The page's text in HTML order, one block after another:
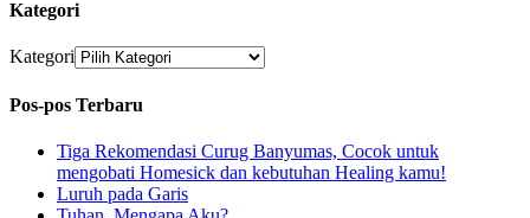
Kategori
Kategori
Pos-pos Terbaru
Tiga Rekomendasi Curug Banyumas, Cocok untuk
mengobati Homesick dan kebutuhan Healing kamu!
Luruh pada Garis